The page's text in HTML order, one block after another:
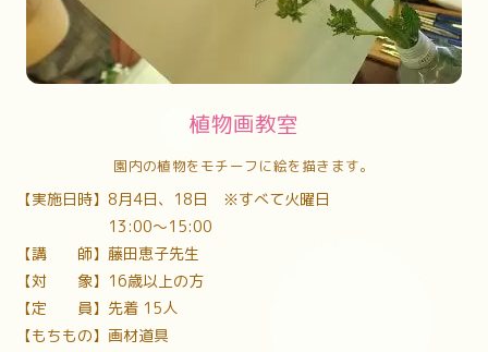
植物画教室
園内の植物をモチーフに絵を描きます。
【実施日時】8月4日、18日 ※すべて火曜日
13:00〜15:00
【講 師】藤田恵子先生
【対 象】16歳以上の方
【定 員】先着 15人
【もちもの】画材道具